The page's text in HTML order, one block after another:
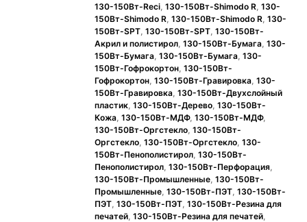
130-150Вт-Reci 130-150Вт-Shimodo R 130-
150Вт-Shimodo R 130-150Вт-Shimodo R 130-
150Вт-SPT 130-150Вт-SPT 130-150Вт-
Акрил и полистирол 130-150Вт-Бумага 130-
150Вт-Бумага 130-150Вт-Бумага 130-
150Вт-Гофрокортон 130-150Вт-
Гофрокортон 130-150Вт-Гравировка 130-
150Вт-Гравировка 130-150Вт-Двухслойный
пластик 130-150Вт-Дерево 130-150Вт-
Кожа 130-150Вт-МДФ, 130-150Вт-МДФ,
130-150Вт-Оргстекло 130-150Вт-
Оргстекло 130-150Вт-Оргстекло 130-
150Вт-Пенополистирол 130-150Вт-
Пенополистирол 130-150Вт-Перфорация
130-150Вт-Промышленные 130-150Вт-
Промышленные 130-150Вт-ПЭТ 130-150Вт-
ПЭТ 130-150Вт-ПЭТ 130-150Вт-Резина для
печатей 130-150Вт-Резина для печатей